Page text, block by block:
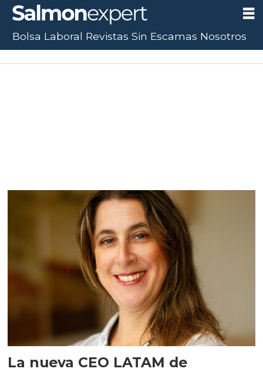
Tag:
La nueva CEO LATAM de
Bolsa Laboral Revistas Sin Escamas Nosotros